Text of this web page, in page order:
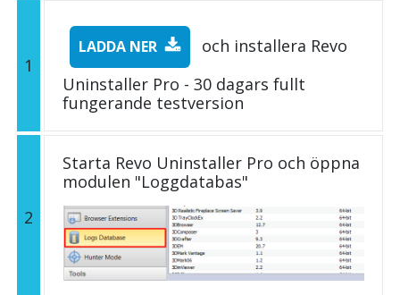
1
LADDA NER
och installera Revo
Uninstaller Pro - 30 dagars fullt
fungerande testversion
2
Starta Revo Uninstaller Pro och öppna
modulen "Loggdatabas"